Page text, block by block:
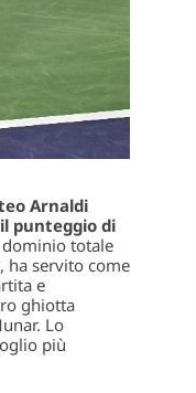
Arnaldi
punteggio di
dominio totale
ha servito come
e
ghiotta
Lo
più